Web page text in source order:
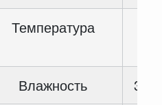
Температура
Влажность